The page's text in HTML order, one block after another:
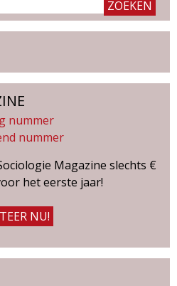
nummer
nummer
Magazine slechts €
het eerste jaar!
NU!